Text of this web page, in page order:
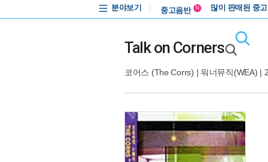
분야보기
중고음반
N 많이 판매된 중고
Talk on Corners
코어스 (The Corrs) | 워너뮤직(WEA) |